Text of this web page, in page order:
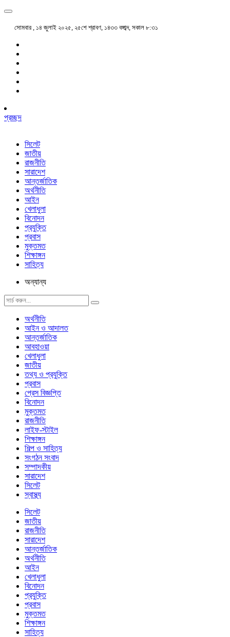
সোমবার , ১৪ জুলাই ২০২৫, ২৫শে শ্রাবণ, ১৪৩৩ বঙ্গাব্দ, সকাল ৮:৩১
প্রচ্ছদ
সিলেট
জাতীয়
রাজনীতি
সারাদেশ
আন্তর্জাতিক
অর্থনীতি
আইন
খেলাধুলা
বিনোদন
প্রযুক্তি
প্রবাস
মুক্তমত
শিক্ষাঙ্গন
সাহিত্য
অন্যান্য
অর্থনীতি
আইন ও আদালত
আন্তর্জাতিক
আবহাওয়া
খেলাধুলা
জাতীয়
তথ্য ও প্রযুক্তি
প্রবাস
প্রেস বিজ্ঞপ্তি
বিনোদন
মুক্তমত
রাজনীতি
লাইফ-স্টাইল
শিক্ষাঙ্গন
শিল্প ও সাহিত্য
সংগঠন সংবাদ
সম্পাদকীয়
সারাদেশ
সিলেট
স্বাস্থ্য
সিলেট
জাতীয়
রাজনীতি
সারাদেশ
আন্তর্জাতিক
অর্থনীতি
আইন
খেলাধুলা
বিনোদন
প্রযুক্তি
প্রবাস
মুক্তমত
শিক্ষাঙ্গন
সাহিত্য